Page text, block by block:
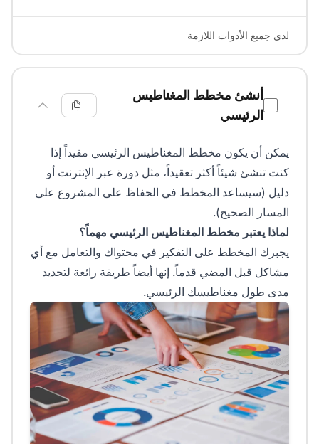
لدي جميع الأدوات اللازمة
أنشئ مخطط المغناطيس
الرئيسي
يمكن أن يكون مخطط المغناطيس الرئيسي مفيداً إذا
كنت تنشئ شيئاً أكثر تعقيداً، مثل دورة عبر الإنترنت أو
دليل (سيساعد المخطط في الحفاظ على المشروع على
المسار الصحيح).
لماذا يعتبر مخطط المغناطيس الرئيسي مهماً؟
يجبرك المخطط على التفكير في محتواك والتعامل مع أي
مشاكل قبل المضي قدماً. إنها أيضاً طريقة رائعة لتحديد
مدى طول مغناطيسك الرئيسي.